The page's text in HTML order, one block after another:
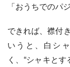
「おうちでのパ
できれば、襟付
いうと、白シ
く、“シャキと